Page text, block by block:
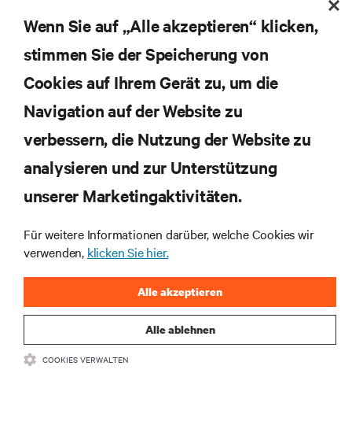
OCP: Design Guidelines for Immersion-Cooled IT
Equipment
Abonnieren Sie unseren
Newsletter und erhalten die
neuesten Technologietrends
Themen der Branche, mit aktuellen Diskussionen und
Wenn Sie auf „Alle akzeptieren“ klicken,
stimmen Sie der Speicherung von
Cookies auf Ihrem Gerät zu, um die
Navigation auf der Website zu
verbessern, die Nutzung der Website zu
analysieren und zur Unterstützung
unserer Marketingaktivitäten.
Für weitere Informationen darüber, welche Cookies wir
verwenden, klicken Sie hier.
Alle ablehnen
Alle akzeptieren
COOKIES VERWALTEN